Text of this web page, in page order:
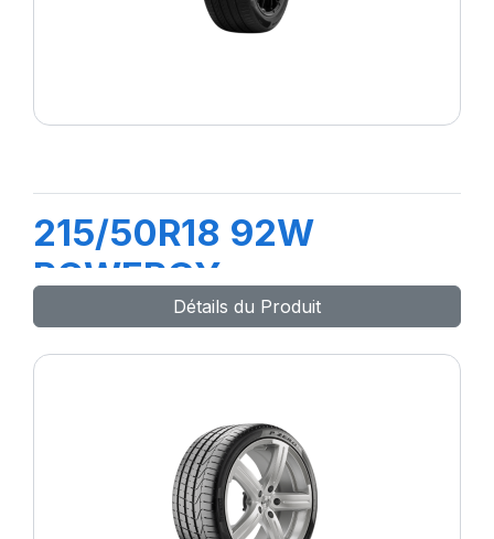
215/50R18 92W
POWERGY
Détails du Produit